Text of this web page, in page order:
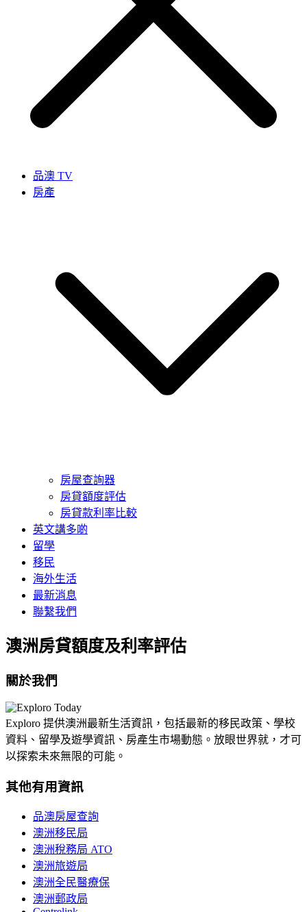
品澳 TV
房產
房屋查詢器
房貸額度評估
房貸款利率比較
英文講多啲
留學
移民
海外生活
最新消息
聯繫我們
澳洲房貸額度及利率評估
關於我們
Exploro 提供澳洲最新生活資訊，包括最新的移民政策、學校
資料、留學及遊學資訊、房產生市場動態。放眼世界就，才可
以探索未來無限的可能。
其他有用資訊
品澳房屋查詢
澳洲移民局
澳洲稅務局 ATO
澳洲旅遊局
澳洲全民醫療保
澳洲郵政局